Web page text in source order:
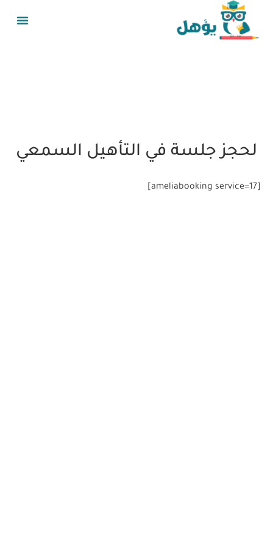
لحجز جلسة في التأهيل السمعي
[ameliabooking service=17]